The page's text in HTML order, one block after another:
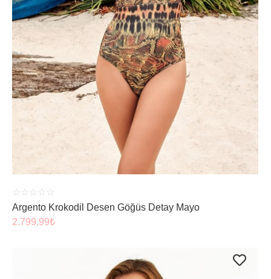
ÜRÜNÜ İNCELE
☆ ☆ ☆ ☆ ☆
Argento Krokodil Desen Göğüs Detay Mayo
2.799,99₺